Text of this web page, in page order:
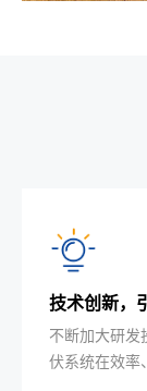
技术创新，
不断加大研发
伏系统在效率